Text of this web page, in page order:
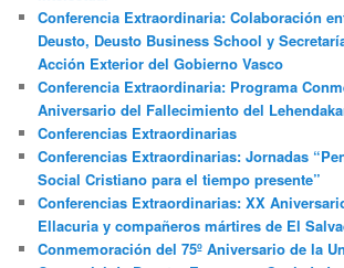
Conferencia Extraordinaria: Colaboración
Deusto, Deusto Business School y
Acción Exterior del Gobierno Vasco
Conferencia Extraordinaria: Programa
Aniversario del Fallecimiento del
Conferencias Extraordinarias
Conferencias Extraordinarias: Jornadas
Social Cristiano para el tiempo presente”
Conferencias Extraordinarias: XX
Ellacuria y compañeros mártires de El
Conmemoración del 75º Aniversario de la